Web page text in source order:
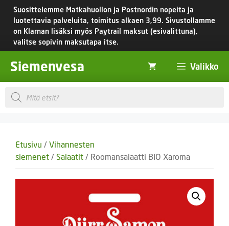
Siirry
sisältöön
Suosittelemme Matkahuollon ja Postnordin nopeita ja
luotettavia palveluita, toimitus alkaen 3,99. Sivustollamme
on Klarnan lisäksi myös Paytrail maksut (esivalittuna),
valitse sopivin maksutapa itse.
Siemenvesa Valikko
Products
search
Etusivu / Vihannesten
siemenet / Salaatit / Roomansalaatti BIO Xaroma